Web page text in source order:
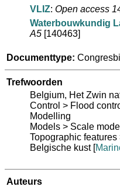
VLIZ: Open access
Waterbouwkundig
A5 [140463]
Documenttype:
Trefwoorden
Belgium, Het Zwin
Control > Flood
Modelling
Models > Scale
Topographic
Belgische kust [
Auteurs